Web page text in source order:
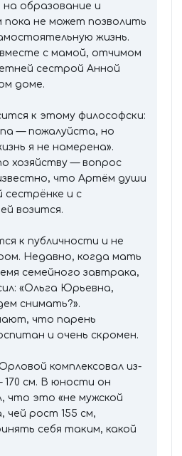
образование и
не может позволить
жизнь.
с мамой, отчимом
сестрой Анной
доме.
к этому философски:
— пожалуйста, но
я не намерена».
хозяйству — вопрос
что Артём души
и с
возится.
к публичности и не
Недавно, когда мать
семейного завтрака,
«Ольга Юрьевна,
снимать?».
что парень
и очень скромен.
комплексовал из-
см. В юности он
что это «не мужской
чей рост 155 см,
себя таким, какой